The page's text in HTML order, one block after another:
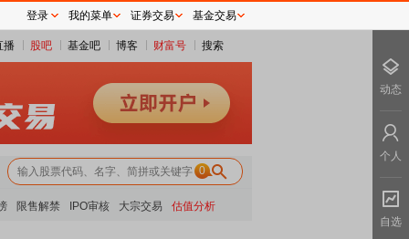
播 股吧 基金吧 博客 财富号 搜索
0
限售解禁 IPO审核 大宗交易 估值分析
登录 我的菜单 证券交易 基金交易
动态
个人
自选